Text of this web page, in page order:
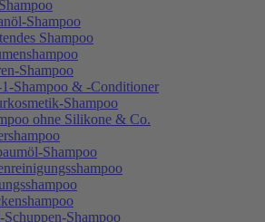
Shampoo
Shampoo
Shampoo
Shampoo & -Conditioner
Shampoo
ohne Silikone & Co.
Shampoo
Shampoo